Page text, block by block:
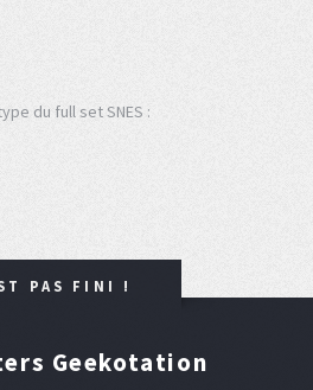
du full set SNES :
PAS FINI !
Geekotation